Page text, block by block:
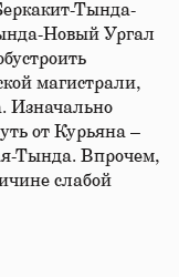
Тында-
Новый Ургал
магистрали,
Изначально
от Курьяна –
Тында. Впрочем,
слабой